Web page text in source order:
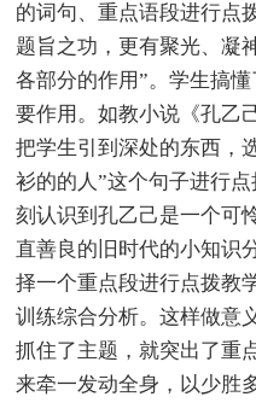
的词句、重点语段进行点
题旨之功，更有聚光、凝
各部分的作用”。学生搞
要作用。如教小说《孔乙
把学生引到深处的东西，
衫的的人”这个句子进行
刻认识到孔乙己是一个可
直善良的旧时代的小知识
择一个重点段进行点拨教
训练综合分析。这样做意
抓住了主题，就突出了重
来牵一发动全身，以少胜